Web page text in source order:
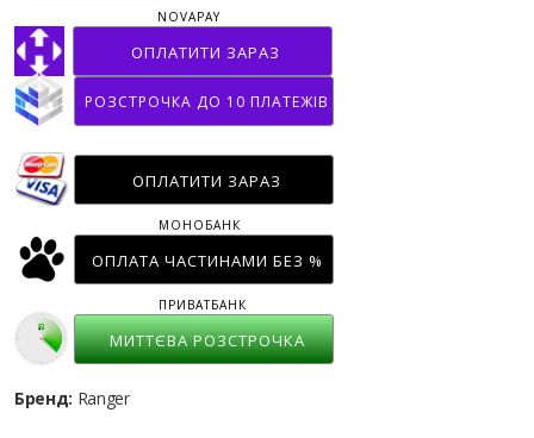
ОПЛАТИТИ ЗАРАЗ
NOVAPAY
РОЗСТРОЧКА ДО 10 ПЛАТЕЖІВ
ОПЛАТИТИ ЗАРАЗ
ОПЛАТА ЧАСТИНАМИ БЕЗ %
МОНОБАНК
МИТТЄВА РОЗСТРОЧКА
ПРИВАТБАНК
Бренд: Ranger